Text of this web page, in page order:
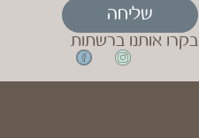
שליחה
בקרו אותנו ברשתות